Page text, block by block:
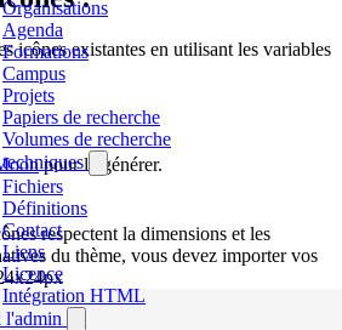
Organisations
Agenda
Formations
Campus
Projets
Papiers de recherche
Volumes de recherche
Fichiers
Définitions
Contact
Liens
Licence
Intégration HTML
l'admin
icônes existantes en utilisant les variables
pour la générer.
respectent la dimensions et les
du thème, vous devez importer vos